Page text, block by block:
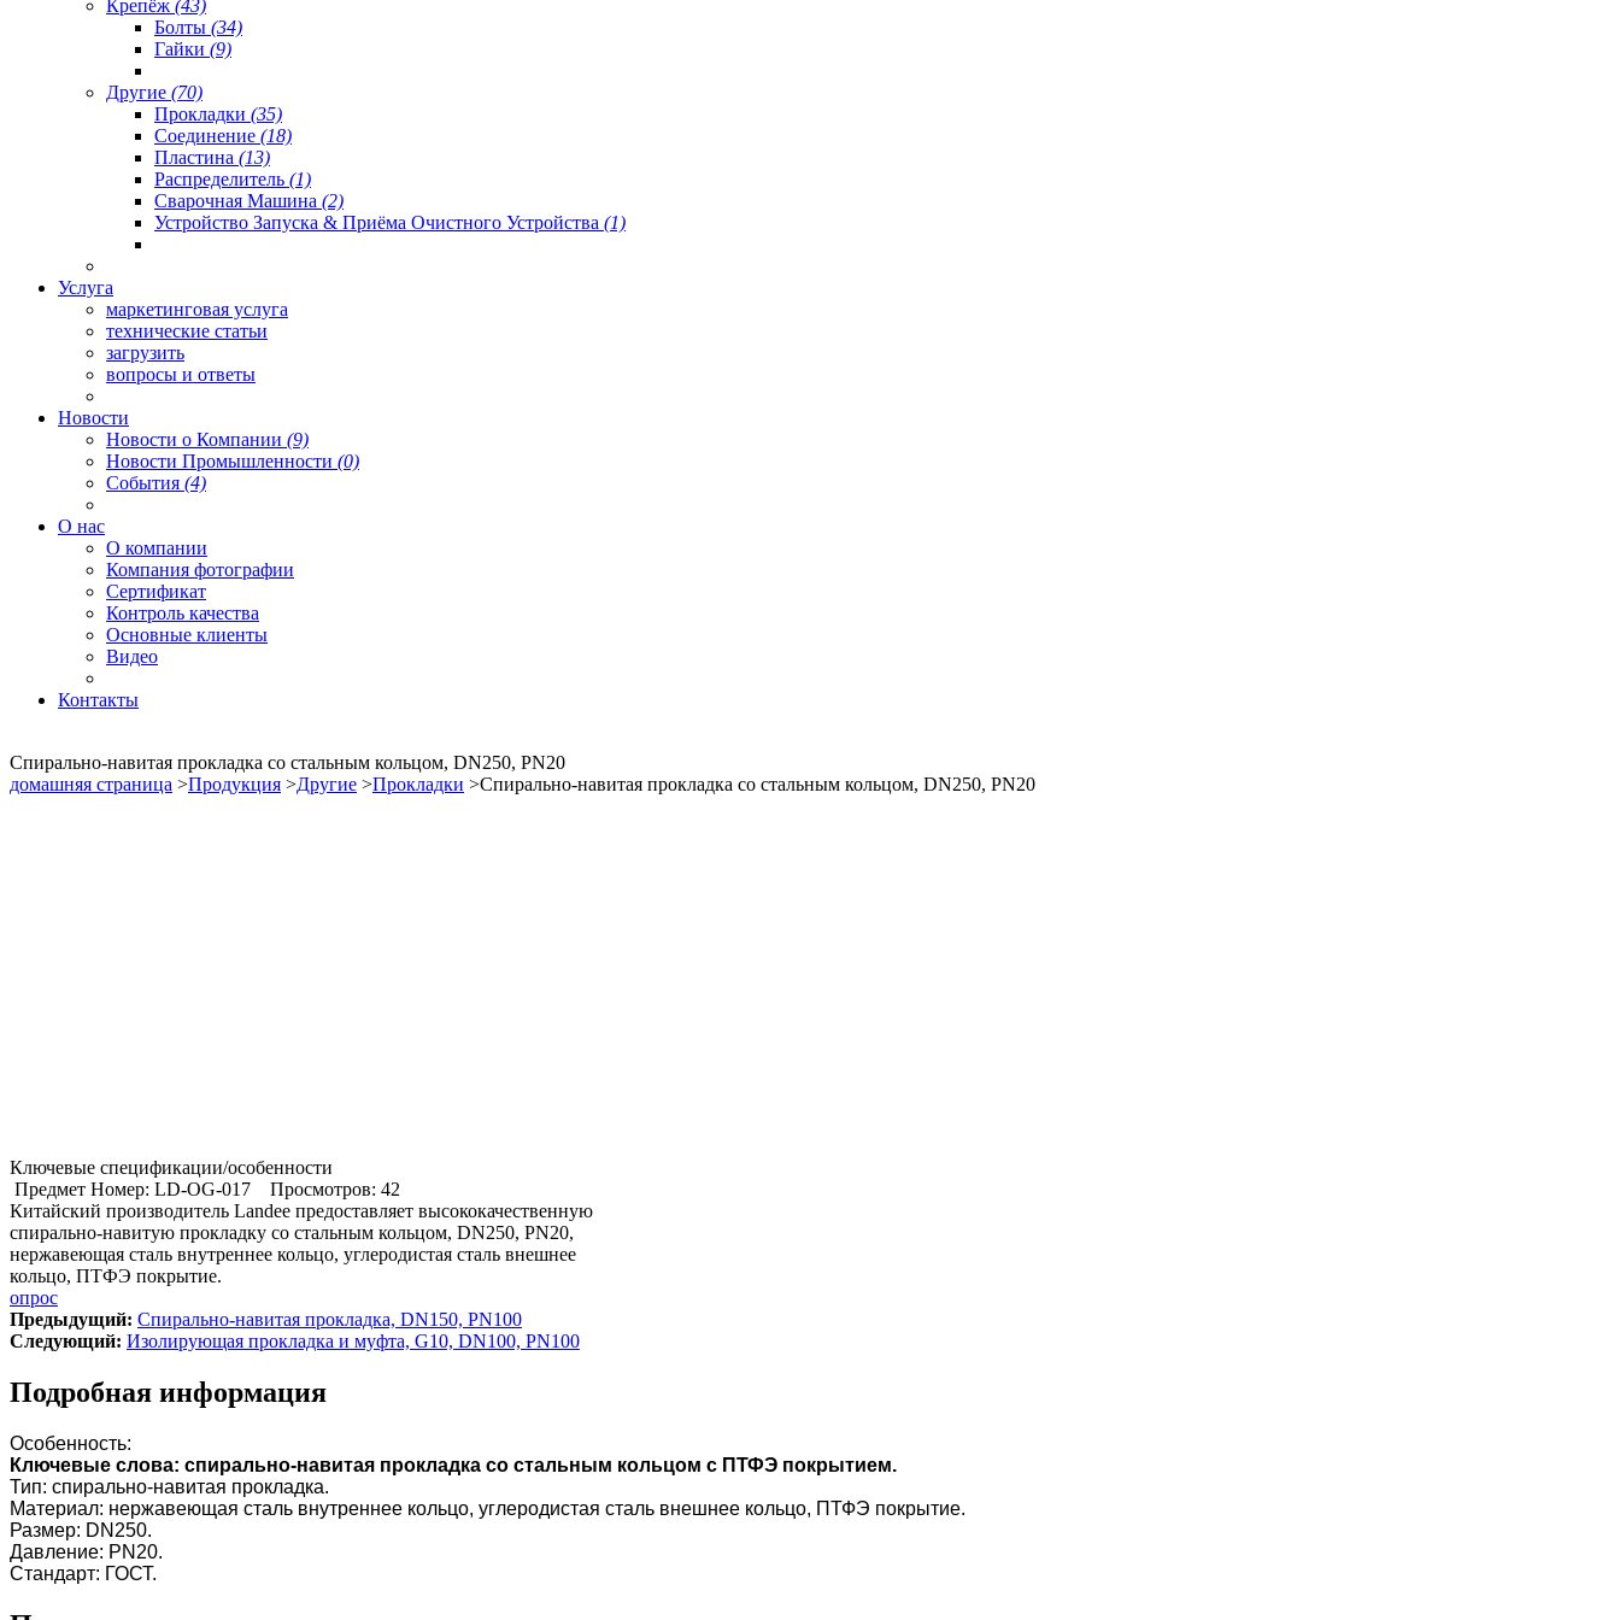
Крепёж (43)
Болты (34)
Гайки (9)
Другие (70)
Прокладки (35)
Соединение (18)
Пластина (13)
Распределитель (1)
Сварочная Машина (2)
Устройство Запуска & Приёма Очистного Устройства (1)
Услуга
маркетинговая услуга
технические статьи
загрузить
вопросы и ответы
Новости
Новости о Компании (9)
Новости Промышленности (0)
События (4)
О нас
О компании
Компания фотографии
Сертификат
Контроль качества
Основные клиенты
Видео
Контакты
Спирально-навитая прокладка со стальным кольцом, DN250, PN20
домашняя страница >Продукция >Другие >Прокладки >Спирально-навитая прокладка со стальным кольцом, DN250, PN20
Ключевые спецификации/особенности
Предмет Номер: LD-OG-017
Просмотров: 42
Китайский производитель Landee предоставляет высококачественную
спирально-навитую прокладку со стальным кольцом, DN250, PN20,
нержавеющая сталь внутреннее кольцо, углеродистая сталь внешнее
кольцо, ПТФЭ покрытие.
опрос
Предыдущий: Cпирально-навитая прокладка, DN150, PN100
Cледующий: Изолирующая прокладка и муфта, G10, DN100, PN100
Подробная информация
Особенность:
Ключевые слова: спирально-навитая прокладка со стальным кольцом с ПТФЭ покрытием.
Тип: спирально-навитая прокладка.
Материал: нержавеющая сталь внутреннее кольцо, углеродистая сталь внешнее кольцо, ПТФЭ покрытие.
Размер: DN250.
Давление: PN20.
Стандарт: ГОСТ.